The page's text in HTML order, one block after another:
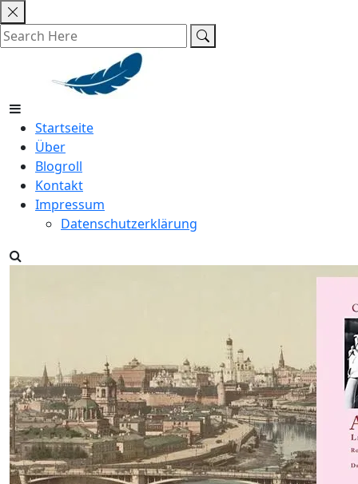
Skip
to
content
Startseite
Über
Blogroll
Kontakt
Impressum
Datenschutzerklärung